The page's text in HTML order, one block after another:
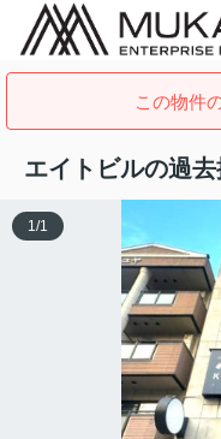
この物件
エイトビルの過
1/1